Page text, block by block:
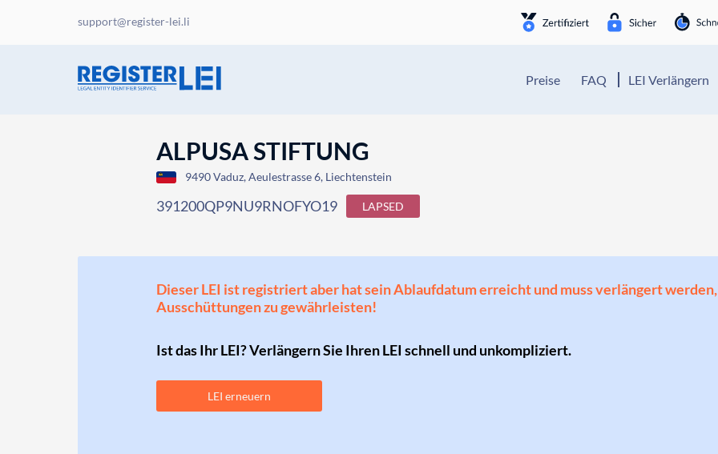
support@register-lei.li
Preise FAQ LEI Verlängern
ALPUSA STIFTUNG
9490 Vaduz, Aeulestrasse 6, Liechtenstein
391200QP9NU9RNOFYO19 LAPSED
Dieser LEI ist registriert aber hat sein Ablaufdatum erreicht und muss verlängert
Ausschüttungen zu gewährleisten!
Ist das Ihr LEI? Verlängern Sie Ihren LEI schnell und unkompliziert.
LEI erneuern